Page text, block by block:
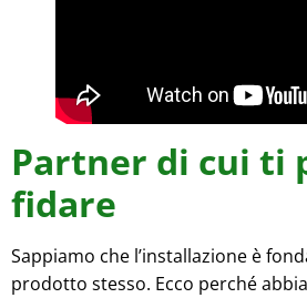
Partner di cui ti
fidare
Sappiamo che l’installazione è
prodotto stesso. Ecco perché